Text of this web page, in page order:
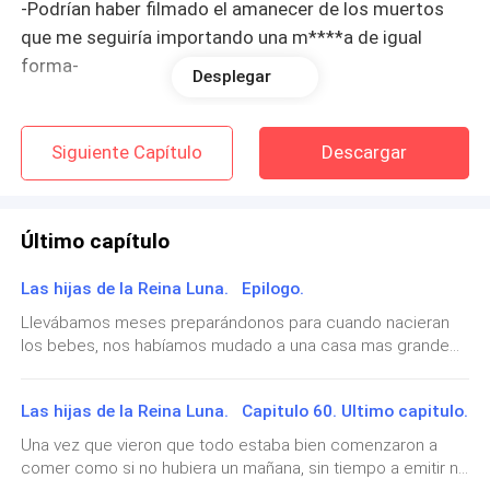
-Podrían haber filmado el amanecer de los muertos
que me seguiría importando una m****a de igual
forma-
-¿Que tiene de bueno?-
-¿Quizás encontremos lobos y vampiros?-
-Un cerebro deberías encontrar, Agustina, y uno muy
bueno. No voy a recuperarme nunca después de este
alquiler-
-Claro porque vos pagaste el alquiler, ¿No?-
Desplegar
Siguiente Capítulo Descargar
Último capítulo
Las hijas de la Reina Luna. Epilogo.
Llevábamos meses preparándonos para cuando nacieran
los bebes, nos habíamos mudado a una casa mas grande
ella.Ale y Derek mandaron a construir una mega casa
completamente amueblada de principio a fin para todos
nosotros y por fin despues de varios meses nos mudamos
a la nueva casa. Los niños estaban felices ya que cada uno
Las hijas de la Reina Luna. Capitulo 60. Ultimo capitulo.
Una vez que vieron que todo estaba bien comenzaron a
comer como si no hubiera un mañana, sin tiempo a emitir ni